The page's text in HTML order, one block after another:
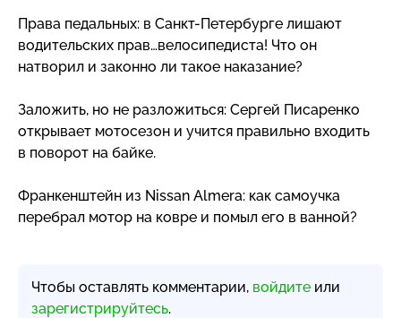
Права педальных: в Санкт-Петербурге лишают
водительских прав…велосипедиста! Что он
натворил и законно ли такое наказание?
Заложить, но не разложиться: Сергей Писаренко
открывает мотосезон и учится правильно входить
в поворот на байке.
Франкенштейн из Nissan Almera: как самоучка
перебрал мотор на ковре и помыл его в ванной?
Чтобы оставлять комментарии, войдите или
зарегистрируйтесь.